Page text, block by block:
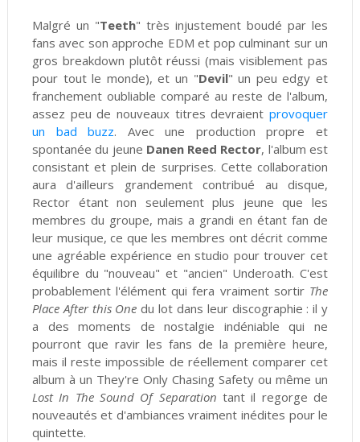
Malgré un "Teeth" très injustement boudé par les
fans avec son approche EDM et pop culminant sur un
gros breakdown plutôt réussi (mais visiblement pas
pour tout le monde), et un "Devil" un peu edgy et
franchement oubliable comparé au reste de l'album,
assez peu de nouveaux titres devraientprovoquer
un bad buzz. Avec une production propre et
spontanée du jeune Danen Reed Rector, l'album est
consistant et plein de surprises. Cette collaboration
aura d'ailleurs grandement contribué au disque,
Rector étant non seulement plus jeune que les
membres du groupe, mais a grandi en étant fan de
leur musique, ce que les membres ont décrit comme
une agréable expérience en studio pour trouver cet
équilibre du "nouveau" et "ancien" Underoath. C'est
probablement l'élément qui fera vraiment sortir The
Place After this One du lot dans leur discographie : il y
a des moments de nostalgie indéniable qui ne
pourront que ravir les fans de la première heure,
mais il reste impossible de réellement comparer cet
album à un They're Only Chasing Safety ou même un
Lost In The Sound Of Separation tant il regorge de
nouveautés et d'ambiances vraiment inédites pour le
quintette.